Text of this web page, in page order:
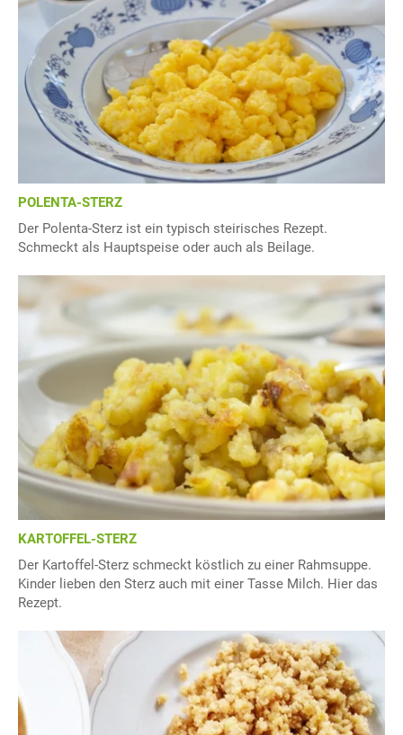
POLENTA-STERZ
Der Polenta-Sterz ist ein typisch steirisches Rezept.
Schmeckt als Hauptspeise oder auch als Beilage.
KARTOFFEL-STERZ
Der Kartoffel-Sterz schmeckt köstlich zu einer Rahmsuppe.
Kinder lieben den Sterz auch mit einer Tasse Milch. Hier das
Rezept.